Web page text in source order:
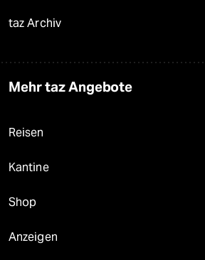
taz Archiv
Mehr taz Angebote
Reisen
Kantine
Shop
Anzeigen